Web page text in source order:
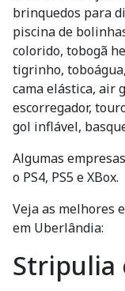
brinquedos para
piscina de
colorido, tobogã
tigrinho,
cama elástica, air
escorregador,
gol inflável,
Algumas
o PS4, PS5 e XBox.
Veja as melhores
em Uberlândia:
Stripulia